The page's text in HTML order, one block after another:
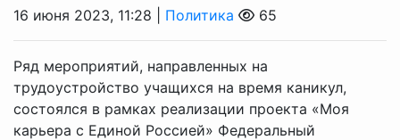
16 июня 2023, 11:28 | Политика 65
Ряд мероприятий, направленных на
трудоустройство учащихся на время каникул,
состоялся в рамках реализации проекта «Моя
карьера с Единой Россией» Федеральный